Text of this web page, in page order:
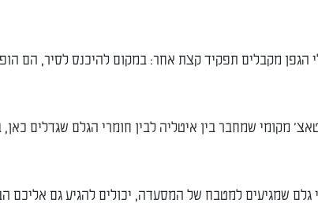
מקבלים תפקיד קצת אחר: במקום להיכנס לסיר, הם
מקומי שמחבר בין איטליה לבין חומרי הגלם שגדלים
גלם שמגיעים למטבח של המסעדה, יכולים להגיע גם אליכם